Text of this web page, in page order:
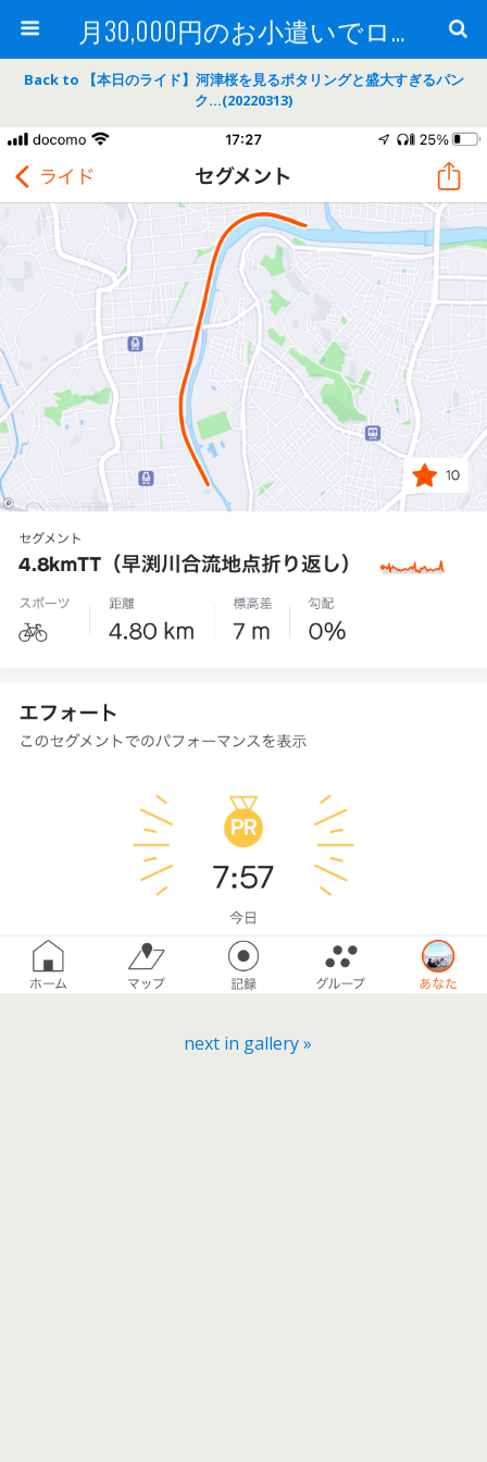
月30,000円のお小遣いでロードバイク
Back to 【本日のライド】河津桜を見るポタリングと盛大すぎるパン
ク…(20220313)
next in gallery »